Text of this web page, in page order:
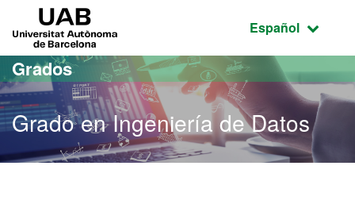
Acceso al contenido principal
Acceso a la navegación de la página
Idioma
Español
Grados
Grado en Ingeniería de Datos